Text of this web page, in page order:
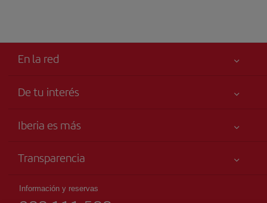
En la red
De tu interés
Tu seguridad es lo primero
Publicidad
Iberia es más
Talento a bordo
Grupo Iberia
Transparencia
Información y reservas